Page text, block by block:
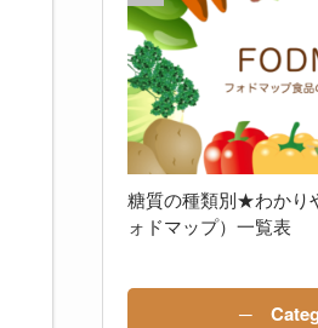
糖質の種類別★わかり
ォドマップ）一覧表
─